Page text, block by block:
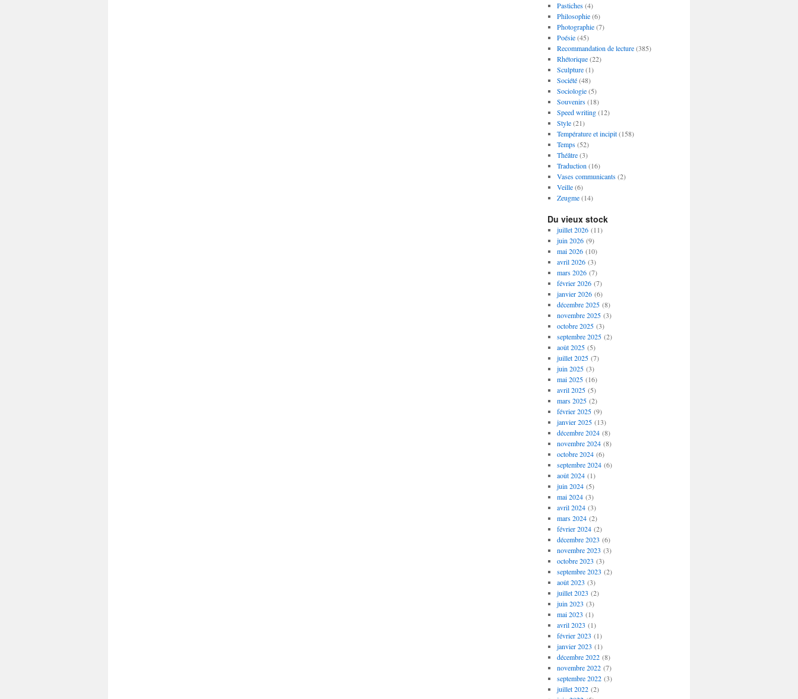
Pastiches(4)
Philosophie(6)
Photographie(7)
Poésie(45)
Recommandation de lecture(385)
Rhétorique(22)
Sculpture(1)
Société(48)
Sociologie(5)
Souvenirs(18)
Speed writing(12)
Style(21)
Température et incipit(158)
Temps(52)
Théâtre(3)
Traduction (16)
Vases communicants(2)
Veille(6)
Zeugme(14)
Du vieux stock
juillet 2026(11)
juin 2026(9)
mai 2026(10)
avril 2026(3)
mars 2026(7)
février 2026(7)
janvier 2026(6)
décembre 2025(8)
novembre 2025(3)
octobre 2025(3)
septembre 2025(2)
août 2025(5)
juillet 2025(7)
juin 2025(3)
mai 2025(16)
avril 2025(5)
mars 2025(2)
février 2025(9)
janvier 2025(13)
décembre 2024(8)
novembre 2024(8)
octobre 2024(6)
septembre 2024(6)
août 2024(1)
juin 2024(5)
mai 2024(3)
avril 2024(3)
mars 2024(2)
février 2024(2)
décembre 2023 (6)
novembre 2023 (3)
octobre 2023 (3)
septembre 2023 (2)
août 2023 (3)
juillet 2023 (2)
juin 2023 (3)
mai 2023 (1)
avril 2023 (1)
février 2023 (1)
janvier 2023 (1)
décembre 2022(8)
novembre 2022(7)
septembre 2022(3)
juillet 2022(2)